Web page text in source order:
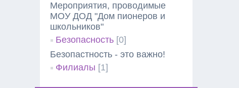
Мероприятия, проводимые
МОУ ДОД "Дом пионеров и
школьников"
Безопасность [0]
Безопастность - это важно!
Филиалы [1]